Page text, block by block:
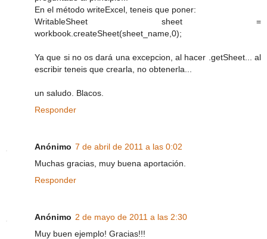
En el método writeExcel, teneis que poner:
WritableSheet sheet =
workbook.createSheet(sheet_name,0);
Ya que si no os dará una excepcion, al hacer .getSheet... al
escribir teneis que crearla, no obtenerla...
un saludo. Blacos.
Responder
Anónimo 7 de abril de 2011 a las 0:02
Muchas gracias, muy buena aportación.
Responder
Anónimo 2 de mayo de 2011 a las 2:30
Muy buen ejemplo! Gracias!!!